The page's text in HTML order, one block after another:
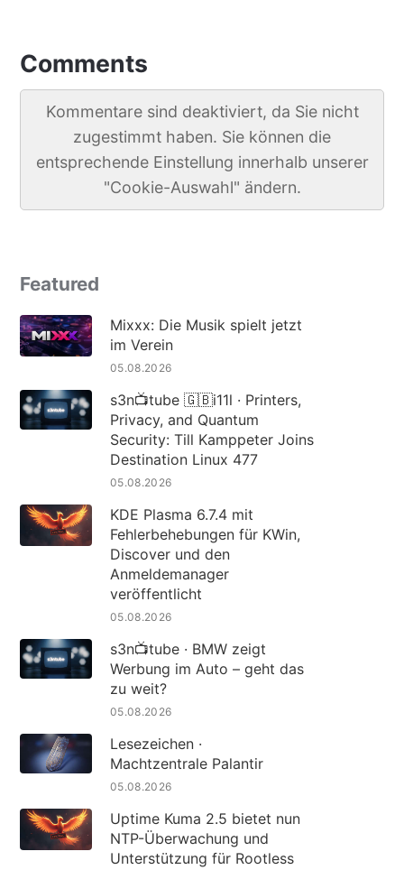
Comments
Kommentare sind deaktiviert, da Sie nicht
zugestimmt haben. Sie können die
entsprechende Einstellung innerhalb unserer
"Cookie-Auswahl" ändern.
Featured
Mixxx: Die Musik spielt jetzt
im Verein
05.08.2026
s3n📺tube 🇬🇧i11l · Printers,
Privacy, and Quantum
Security: Till Kamppeter Joins
Destination Linux 477
05.08.2026
KDE Plasma 6.7.4 mit
Fehlerbehebungen für KWin,
Discover und den
Anmeldemanager
veröffentlicht
05.08.2026
s3n📺tube · BMW zeigt
Werbung im Auto – geht das
zu weit?
05.08.2026
Lesezeichen ·
Machtzentrale Palantir
05.08.2026
Uptime Kuma 2.5 bietet nun
NTP-Überwachung und
Unterstützung für Rootless